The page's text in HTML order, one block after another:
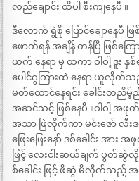
လည်ချောင်း ထိပါ စီးကျနေပီ ။
ဒီလောက် ရွဲစို ပြောင်ချောနေပီ
ဖောက်ရန် အချိန် တန်ပြီ ဖြစ်
ယက် နေရာ မှ ထကာ ဝါဝါ့ ဒူး
ပေါင်ဂွကြားထဲ နေရာ ယူလိုက်သ
မတ်ထောင်နေရင်း ခေါင်းတညိမ့်
အဆင်သင့် ဖြစ်နေပီ ။ဝါဝါ့
အသာ ဖြဲလိုက်ကာ မင်းဇော် လီ
ဖြေးဖြေးနော် ဒစ်ခေါင်း အာ
ဖြင့် လေးငါးဆယ်ချက် ပွတ်ဆွဲ
စ်ခေါင်း ဖြင့် ဖိဆွဲ မိလိုက်သည့် အ